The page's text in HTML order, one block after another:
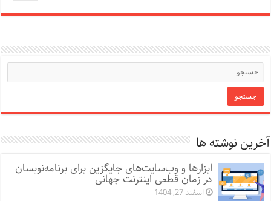
آخرین نوشته ها
ابزارها و وب‌سایت‌های جایگزین برای برنامه‌نویسان
در زمان قطعی اینترنت جهانی
اسفند 27, 1404